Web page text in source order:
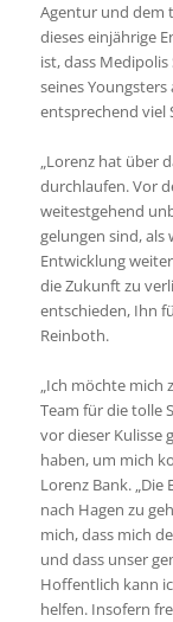
Agentur und dem
dieses einjährige
ist, dass
seines
entsprechend viel
„Lorenz hat über
durchlaufen. Vor
weitestgehend
gelungen sind,
Entwicklung
die Zukunft zu
entschieden, Ihn
Reinboth.
„Ich möchte mich
Team für die tolle
vor dieser Kulisse
haben, um mich
Lorenz Bank.
nach Hagen zu
mich, dass mich
und dass unser
Hoffentlich kann
helfen. Insofern